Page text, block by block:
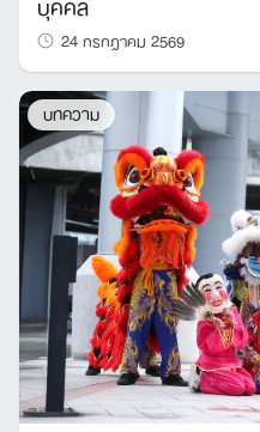
24 กรกฎาคม 2569
บทความ